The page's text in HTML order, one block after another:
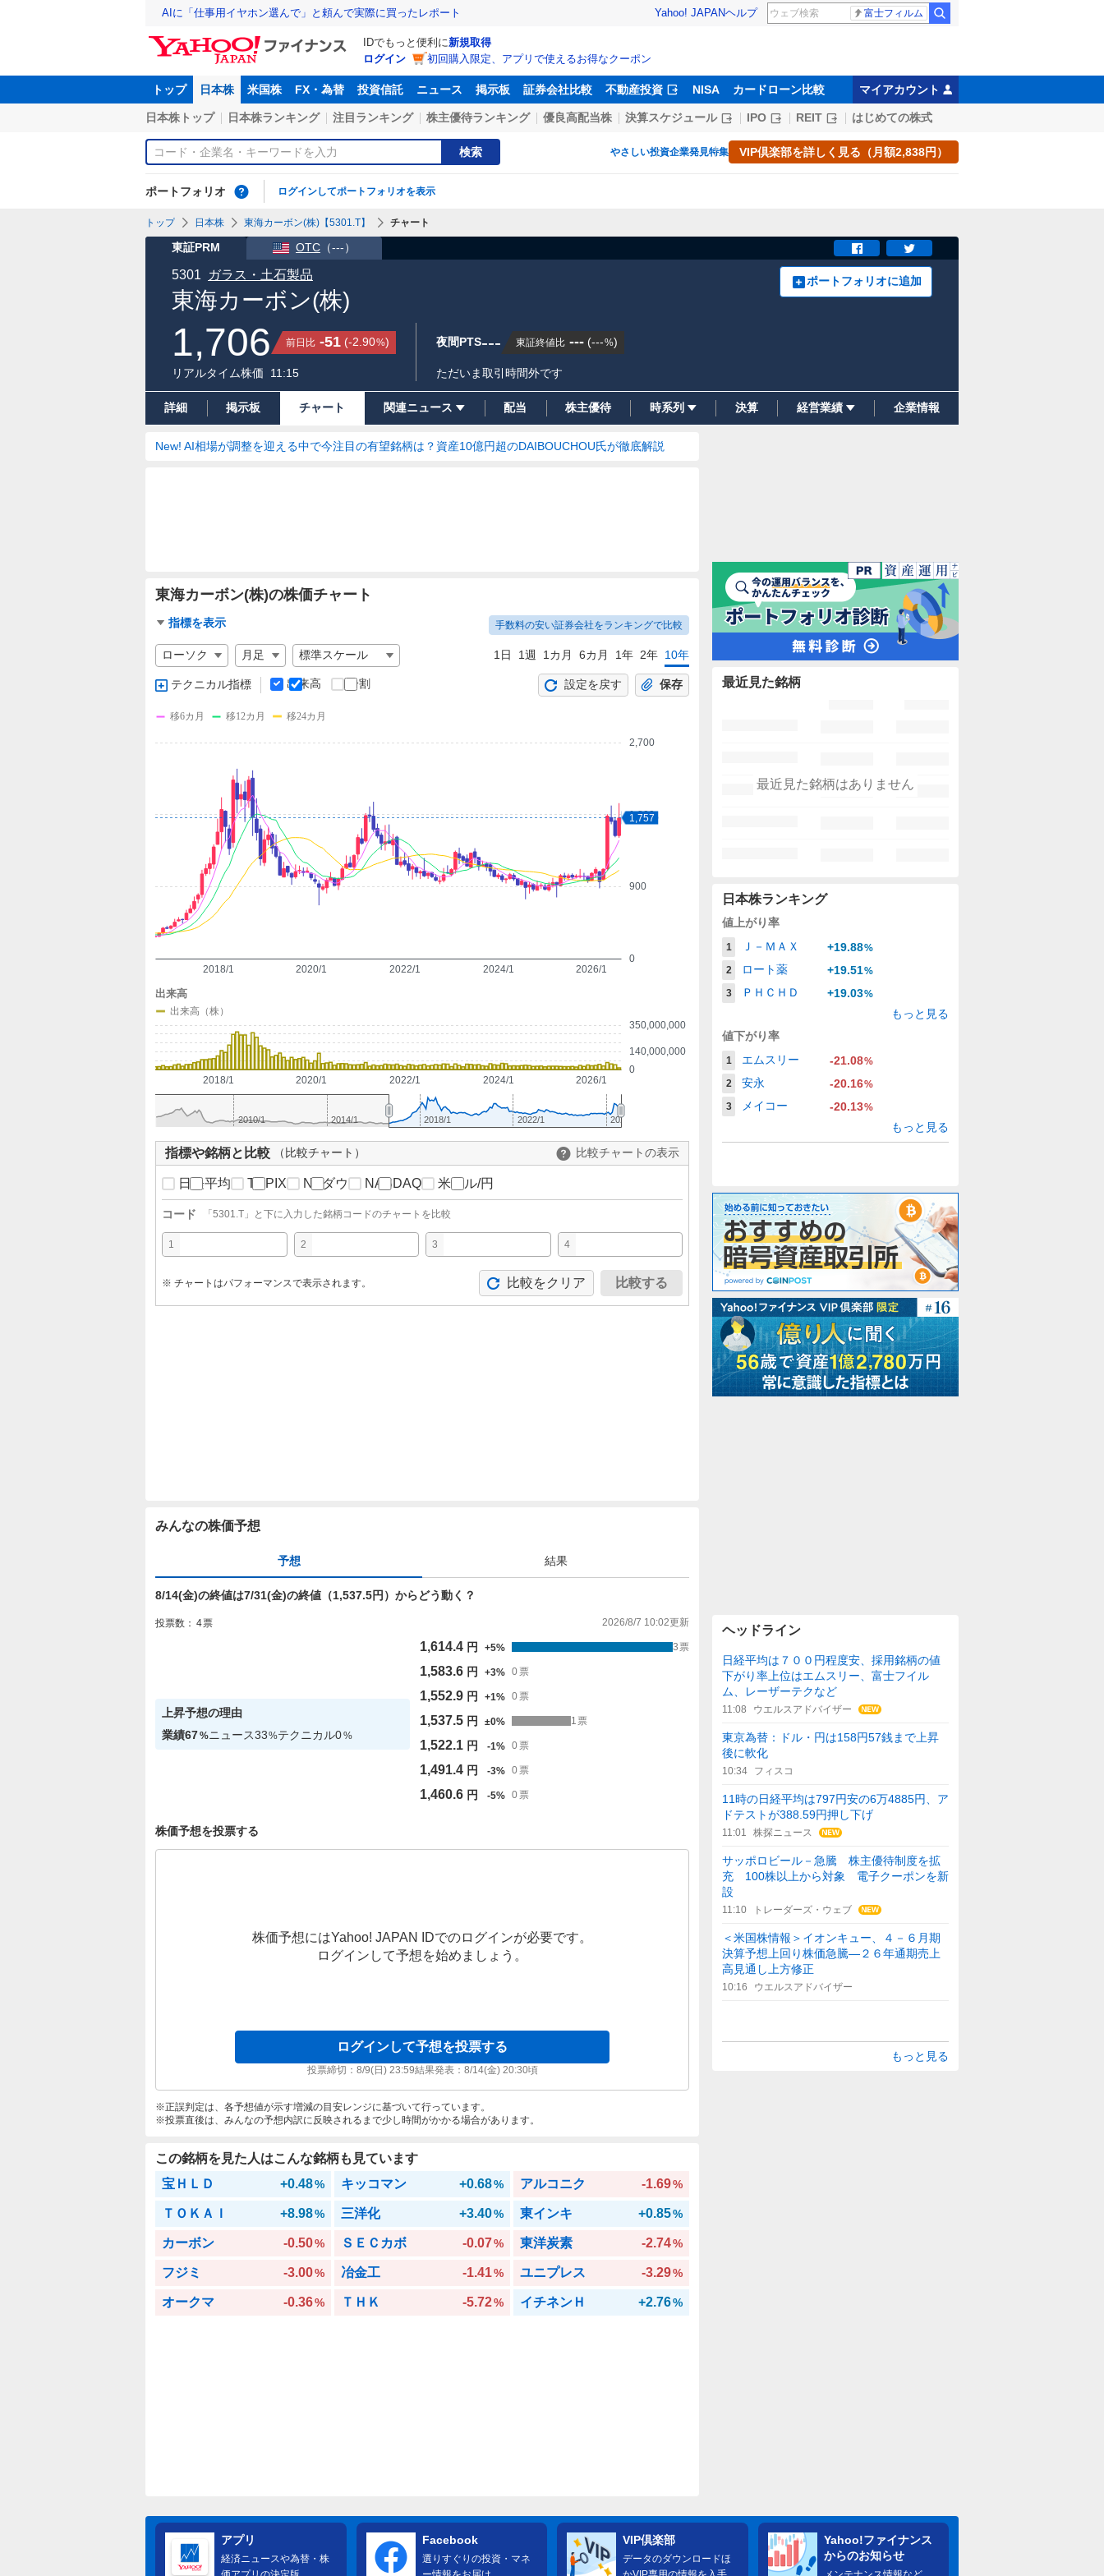
AIに「仕事用イヤホン選んで」と頼んで実際に買ったレポート Yahoo! JAPANヘルプ 富士フィルム
IDでもっと便利に新規取得
ログイン
初回購入限定、アプリで使えるお得なクーポン
トップ 日本株 米国株 FX・為替 投資信託 ニュース 掲示板 証券会社比較 不動産投資 NISA カードローン比較 マイアカウント
日本株トップ 日本株ランキング 注目ランキング 株主優待ランキング 優良高配当株 決算スケジュール IPO REIT はじめての株式
検索 やさしい投資企業発見特集 VIP倶楽部を詳しく見る（月額2,838円）
ポートフォリオ ログインしてポートフォリオを表示
トップ 日本株 東海カーボン(株)【5301.T】 チャート
東証PRM OTC （---）
東海カーボン(株)
5301 ガラス・土石製品 ポートフォリオに追加
1,706 前日比 -51 (-2.90%)
リアルタイム株価 11:15
夜間PTS--- 東証終値比 --- (---%)
ただいま取引時間外です
詳細 掲示板 チャート 関連ニュース 配当 株主優待 時系列 決算 経営業績 企業情報
New! AI相場が調整を迎える中で今注目の有望銘柄は？資産10億円超のDAIBOUCHOU氏が徹底解説
東海カーボン(株)の株価チャート
チ
ャ
ー
ト
指
標
手数料の安い証券会社をランキングで比較
指標を表示
チ
ャ
ー
の
定
1日 1週 1カ月 6カ月 1年 2年 10年
テクニカル指標 出来高 分割 設定を戻す 保存
0
900
1,800
2,700
2018/1 2022/1 2026/1
2020/1 2024/1
1,757
移6カ月 移12カ月 移24カ月
0
140,000,000
350,000,000
2018/1 2022/1 2026/1
2020/1 2024/1
出来高
出来高（株）
2014/1 2022/1
2010/1 2018/1 2026/1
指標や銘柄と比較 （比較チャート） 比較チャートの表示
日経平均 TOPIX NYダウ NASDAQ 米ドル/円
コード 「 5301.T 」と下に入力した銘柄コードのチャートを比較
1 2 3 4
※ チャートはパフォーマンスで表示されます。 比較をクリア 比較する
みんなの株価予想
予想 結果
8/14(金)の終値は7/31(金)の終値（1,537.5円）からどう動く？
投票数： 4票 2026/8/7 10:02更新
上昇予想の理由
業績67%ニュース33%テクニカル0%
1,614.4 円 +5% 3 票
1,583.6 円 +3% 0 票
1,552.9 円 +1% 0 票
1,537.5 円 ±0% 1 票
1,522.1 円 -1% 0 票
1,491.4 円 -3% 0 票
1,460.6 円 -5% 0 票
株価予想を投票する
株価予想にはYahoo! JAPAN IDでのログインが必要です。
ログインして予想を始めましょう。
ログインして予想を投票する
投票締切： 8/9(日) 23:59結果発表： 8/14(金) 20:30頃
正誤判定は、各予想値が示す増減の目安レンジに基づいて行っています。
投票直後は、みんなの予想内訳に反映されるまで少し時間がかかる場合があります。
この銘柄を見た人はこんな銘柄も見ています
宝ＨＬＤ
+0.48% キッコマン +0.68% アルコニク -1.69%
ＴＯＫＡＩ +8.98% 三洋化 +3.40% 東インキ +0.85%
カーボン -0.50% ＳＥＣカボ -0.07% 東洋炭素 -2.74%
フジミ -3.00% 冶金工 -1.41% ユニプレス -3.29%
オークマ -0.36% ＴＨＫ -5.72% イチネンＨ +2.76%
最近見た銘柄
最近見た銘柄はありません
日本株ランキング
値上がり率
1 Ｊ－ＭＡＸ +19.88%
2
ロート薬 +19.51%
3
ＰＨＣＨＤ +19.03%
もっと見る
値下がり率
1 エムスリー -21.08%
2
安永 -20.16%
3
メイコー -20.13%
もっと見る
ヘッドライン
日経平均は７００円程度安、採用銘柄の値
下がり率上位はエムスリー、富士フイル
ム、レーザーテクなど
11:08 ウエルスアドバイザー
東京為替：ドル・円は158円57銭まで上昇
後に軟化
10:34 フィスコ
11時の日経平均は797円安の6万4885円、ア
ドテストが388.59円押し下げ
11:01 株探ニュース
サッポロビール－急騰 株主優待制度を拡
充 100株以上から対象 電子クーポンを新
設
11:10 トレーダーズ・ウェブ
＜米国株情報＞イオンキュー、４－６月期
決算予想上回り株価急騰―２６年通期売上
高見通し上方修正
10:16 ウエルスアドバイザー
もっと見る
アプリ
経済ニュースや為替・株
Facebook
選りすぐりの投資・マネ
VIP倶楽部
データのダウンロードほ
Yahoo!ファイナンス
からのお知らせ